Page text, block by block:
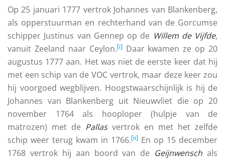
Op 25 januari 1777 vertrok Johannes van Blankenberg,
als opperstuurman en rechterhand van de Gorcumse
schipper Justinus van Gennep op de Willem de Vijfde,
vanuit Zeeland naar Ceylon.[i] Daar kwamen ze op 20
augustus 1777 aan. Het was niet de eerste keer dat hij
met een schip van de VOC vertrok, maar deze keer zou
hij voorgoed wegblijven. Hoogstwaarschijnlijk is hij de
Johannes van Blankenberg uit Nieuwvliet die op 20
november 1764 als hooploper (hulpje van de
matrozen) met de Pallasvertrok en met het zelfde
schip weer terug kwam in 1766.[ii] En op 15 december
1768 vertrok hij aan boord van de Geijnwensch als